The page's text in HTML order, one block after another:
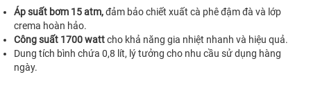
Áp suất bơm 15 atm,đảm bảo chiết xuất cà phê đậm đà và lớp
crema hoàn hảo.
Công suất 1700 wattcho khả năng gia nhiệt nhanh và hiệu quả.
Dung tích bình chứa 0,8 lít, lý tưởng cho nhu cầu sử dụng hàng
ngày.